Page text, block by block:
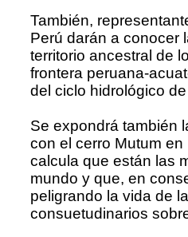
También,
Perú darán a conocer
territorio ancestral de
frontera peruana-
del ciclo hidrológico
Se expondrá también
con el cerro Mutum
calcula que están las
mundo y que, en
peligrando la vida de
consuetudinarios